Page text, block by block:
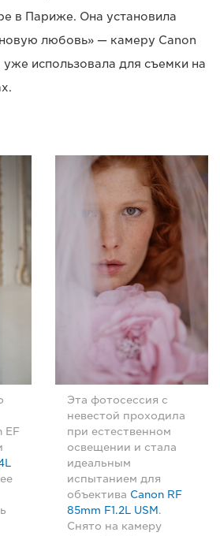
в Париже. Она установила
любовь» — камеру Canon
уже использовала для съемки на
EF
Эта фотосессия с
невестой проходила
при естественном
освещении и стала
идеальным
испытанием для
объектива Canon RF
85mm F1.2L USM.
Снято на камеру